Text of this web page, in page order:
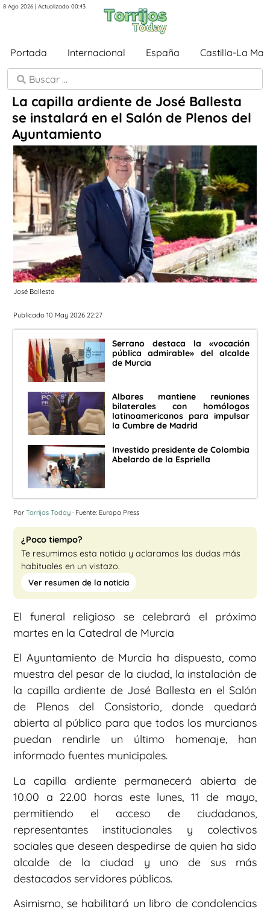
8 Ago 2026 | Actualizado 00:43
Portada Internacional España Castilla-La
La capilla ardiente de José Ballesta
se instalará en el Salón de Plenos del
Ayuntamiento
José Ballesta
Publicado 10 May 2026 22:27
Serrano destaca la «vocación
pública admirable» del alcalde
de Murcia
Albares mantiene reuniones
bilaterales con homólogos
latinoamericanos para impulsar
la Cumbre de Madrid
Investido presidente de Colombia
Abelardo de la Espriella
Por Torrijos Today · Fuente: Europa Press
¿Poco tiempo?
Te resumimos esta noticia y aclaramos las dudas más
habituales en un vistazo.
Ver resumen de la noticia
El funeral religioso se celebrará el próximo
martes en la Catedral de Murcia
El Ayuntamiento de Murcia ha dispuesto, como
muestra del pesar de la ciudad, la instalación de
la capilla ardiente de José Ballesta en el Salón
de Plenos del Consistorio, donde quedará
abierta al público para que todos los murcianos
puedan rendirle un último homenaje, han
informado fuentes municipales.
La capilla ardiente permanecerá abierta de
10.00 a 22.00 horas este lunes, 11 de mayo,
permitiendo el acceso de ciudadanos,
representantes institucionales y colectivos
sociales que deseen despedirse de quien ha sido
alcalde de la ciudad y uno de sus más
destacados servidores públicos.
Asimismo, se habilitará un libro de condolencias